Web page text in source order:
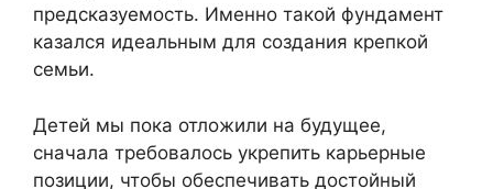
предсказуемость. Именно такой фундамент
казался идеальным для создания крепкой
семьи.
Детей мы пока отложили на будущее,
сначала требовалось укрепить карьерные
позиции, чтобы обеспечивать достойный